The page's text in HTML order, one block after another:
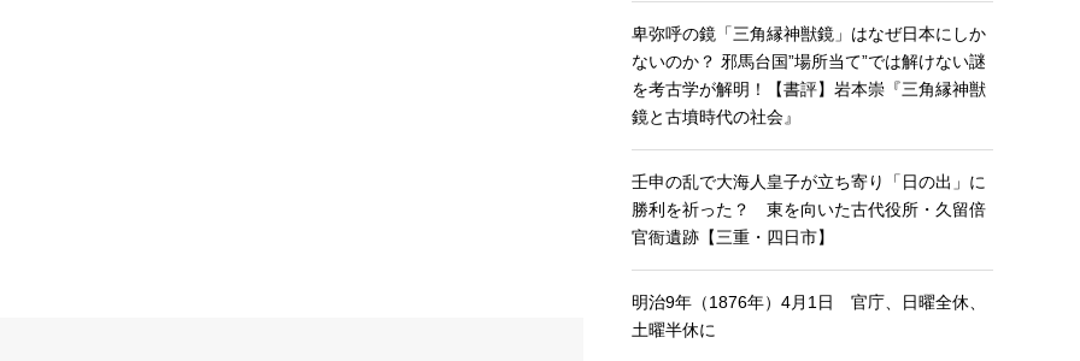
卑弥呼の鏡「三角縁神獣鏡」はなぜ日本にしか
ないのか？ 邪馬台国”場所当て”では解けない謎
を考古学が解明！【書評】岩本崇『三角縁神獣
鏡と古墳時代の社会』
壬申の乱で大海人皇子が立ち寄り「日の出」に
勝利を祈った？ 東を向いた古代役所・久留倍
官衙遺跡【三重・四日市】
明治9年（1876年）4月1日 官庁、日曜全休、
土曜半休に